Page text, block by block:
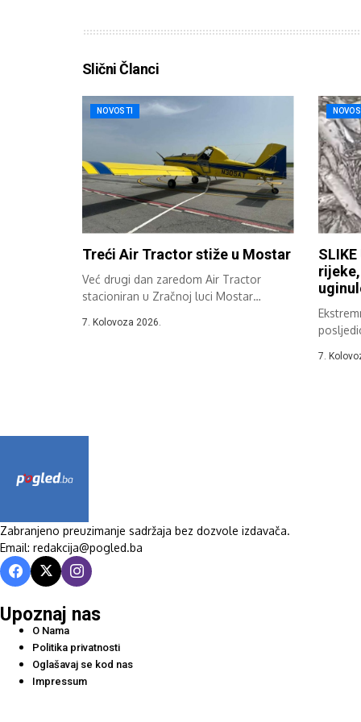
Slični Članci
NOVOSTI
Treći Air Tractor stiže u Mostar
Već drugi dan zaredom Air Tractor
stacioniran u Zračnoj luci Mostar
7. Kolovoza 2026.
7.
Zabranjeno preuzimanje sadržaja bez dozvole izdavača.
Email: redakcija@pogled.ba
Upoznaj nas
O Nama
Politika privatnosti
Oglašavaj se kod nas
Impressum